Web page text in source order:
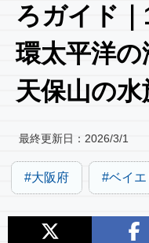
ろガイド
環太平洋の
天保山の水
最終更新日： 2026/3/1
大阪府 ベイエ